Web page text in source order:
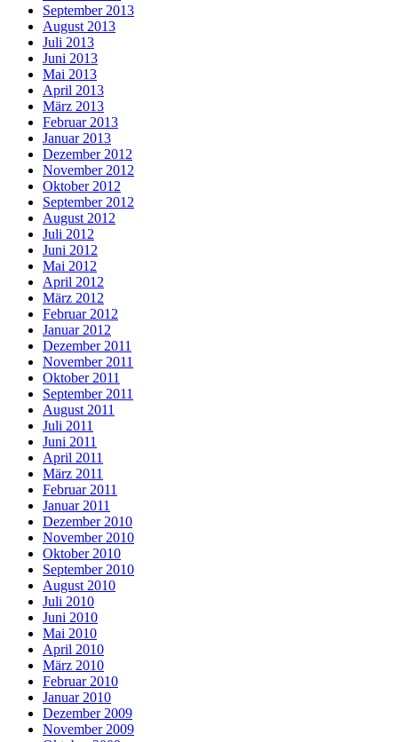
September 2013
August 2013
Juli 2013
Juni 2013
Mai 2013
April 2013
März 2013
Februar 2013
Januar 2013
Dezember 2012
November 2012
Oktober 2012
September 2012
August 2012
Juli 2012
Juni 2012
Mai 2012
April 2012
März 2012
Februar 2012
Januar 2012
Dezember 2011
November 2011
Oktober 2011
September 2011
August 2011
Juli 2011
Juni 2011
April 2011
März 2011
Februar 2011
Januar 2011
Dezember 2010
November 2010
Oktober 2010
September 2010
August 2010
Juli 2010
Juni 2010
Mai 2010
April 2010
März 2010
Februar 2010
Januar 2010
Dezember 2009
November 2009